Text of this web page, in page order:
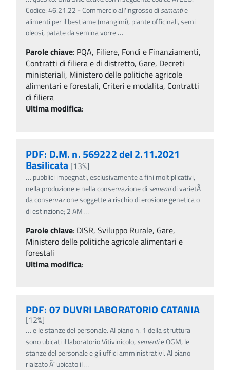
Codice: 46.21.22 - Commercio all'ingrosso disementie
alimenti per il bestiame (mangimi), piante officinali, semi
oleosi, patate da semina vorre…
Parole chiave: PQA, Filiere, Fondi e Finanziamenti,
Contratti di filiera e di distretto, Gare, Decreti
ministeriali, Ministero delle politiche agricole
alimentari e forestali, Criteri e modalita, Contratti
di filiera
Ultima modifica:
PDF: D.M. n. 569222 del 2.11.2021
Basilicata [13%]
… pubblici impegnati, esclusivamente a fini moltiplicativi,
nella produzione e nella conservazione disementidi varietÃ
da conservazione soggette a rischio di erosione genetica o
di estinzione; 2 AM …
Parole chiave: DISR, Sviluppo Rurale, Gare,
Ministero delle politiche agricole alimentari e
forestali
Ultima modifica:
PDF: 07 DUVRI LABORATORIO CATANIA
[12%]
…e le stanze del personale. Al piano n. 1 della struttura
sono ubicati il laboratorio Vitivinicolo,sementie OGM, le
stanze del personale e gli uffici amministrativi. Al piano
rialzato Ã¨ ubicato il …